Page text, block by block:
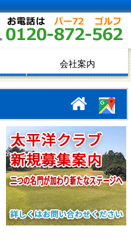
会社案内